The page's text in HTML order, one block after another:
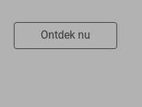
Ontdek nu